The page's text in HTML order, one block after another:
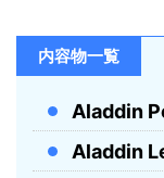
内容物一覧
Aladdin
Aladdin